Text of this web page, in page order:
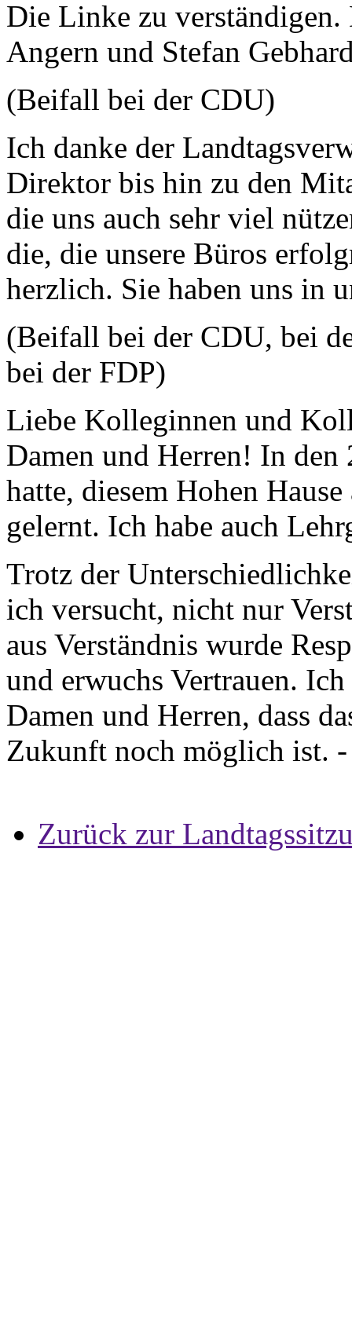
Die Linke zu verständigen.
Angern und Stefan
(Beifall bei der CDU)
Ich danke der
Direktor bis hin zu den
die uns auch sehr viel
die, die unsere Büros
herzlich. Sie haben uns in
(Beifall bei der CDU, bei
bei der FDP)
Liebe Kolleginnen und
Damen und Herren! In den
hatte, diesem Hohen
gelernt. Ich habe auch
Trotz der
ich versucht, nicht nur
aus Verständnis wurde
und erwuchs Vertrauen.
Damen und Herren, dass
Zukunft noch möglich ist.
Zurück zur